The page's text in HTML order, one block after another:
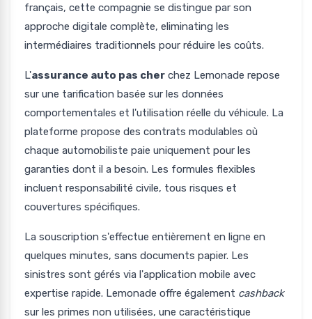
français, cette compagnie se distingue par son
approche digitale complète, eliminating les
intermédiaires traditionnels pour réduire les coûts.
L'assurance auto pas cher chez Lemonade repose
sur une tarification basée sur les données
comportementales et l'utilisation réelle du véhicule. La
plateforme propose des contrats modulables où
chaque automobiliste paie uniquement pour les
garanties dont il a besoin. Les formules flexibles
incluent responsabilité civile, tous risques et
couvertures spécifiques.
La souscription s'effectue entièrement en ligne en
quelques minutes, sans documents papier. Les
sinistres sont gérés via l'application mobile avec
expertise rapide. Lemonade offre également cashback
sur les primes non utilisées, une caractéristique